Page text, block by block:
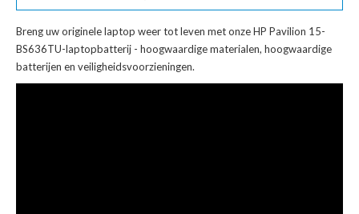
Breng uw originele laptop weer tot leven met onzeHP Pavilion 15-
BS636TU-laptopbatterij - hoogwaardige materialen, hoogwaardige
batterijen en veiligheidsvoorzieningen.